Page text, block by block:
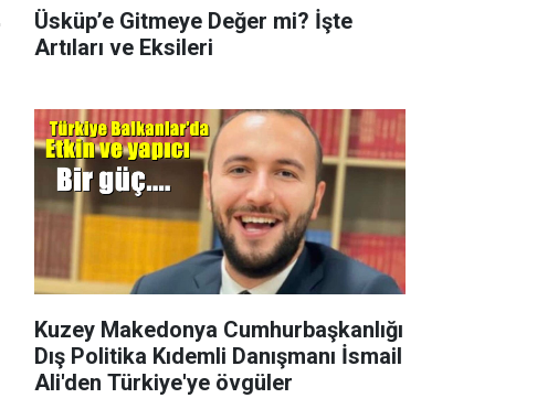
Üsküp’e Gitmeye Değer mi? İşte
Artıları ve Eksileri
Kuzey Makedonya Cumhurbaşkanlığı
Dış Politika Kıdemli Danışmanı İsmail
Ali'den Türkiye'ye övgüler